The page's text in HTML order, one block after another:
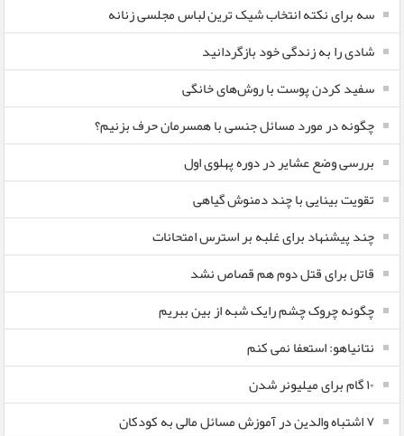
سه برای نکته انتخاب شیک ترین لباس مجلسی زنانه
شادی را به زندگی خود بازگردانید
سفید کردن پوست با روش‌های خانگی
چگونه در مورد مسائل جنسی با همسرمان حرف بزنیم؟
بررسی وضع عشایر در دوره پهلوی اول
تقویت بینایی با چند دمنوش گیاهی
چند پیشنهاد برای غلبه بر استرس امتحانات
قاتل برای قتل دوم هم قصاص نشد
چگونه چروک چشم رایک شبه از بین ببریم
نتانیاهو: استعفا نمی کنم
۱۰ گام برای میلیونر شدن
۷ اشتباه والدین در آموزش مسائل مالی به کودکان